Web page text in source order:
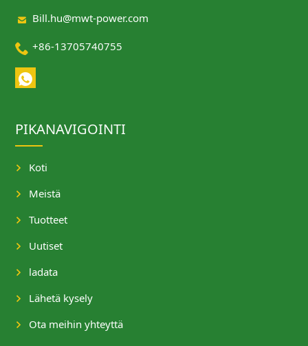
 Bill.hu@mwt-power.com
 +86-13705740755
PIKANAVIGOINTI
Koti
Meistä
Tuotteet
Uutiset
ladata
Lähetä kysely
Ota meihin yhteyttä